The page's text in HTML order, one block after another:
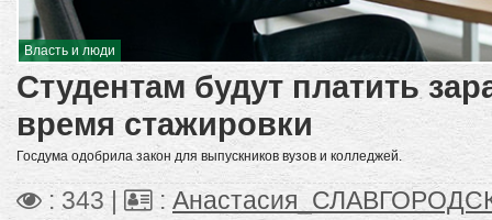
Власть и люди
Студентам будут платить
время стажировки
Госдума одобрила закон для выпускников вузов и колледжей.
: 343 | :